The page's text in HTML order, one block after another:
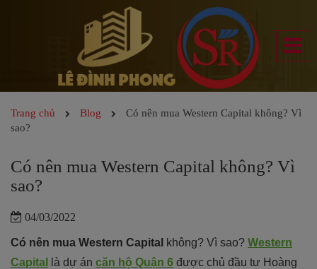
Trang chủ Blog
Có nên mua Western Capital không? Vì
sao?
Có nên mua Western Capital không? Vì
sao?
04/03/2022
Có nên mua Western Capital không? Vì sao? Western
Capital
là dự án căn hộ Quận 6 được chủ đầu tư Hoàng